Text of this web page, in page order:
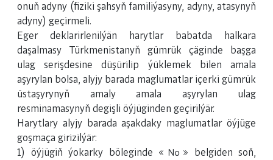
onuň adyny (fiziki şahsyň familiýasyny, adyny, atasynyň
adyny) geçirmeli.
Eger deklarirlenilýän harytlar babatda halkara
daşalmasy Türkmenistanyň gümrük çäginde başga
ulag serişdesine düşürilip ýüklemek bilen amala
aşyrylan bolsa, alyjy barada maglumatlar içerki gümrük
üstaşyrynyň amaly amala aşyrylan ulag
resminamasynyň degişli öýjüginden geçirilýär.
Harytlary alyjy barada aşakdaky maglumatlar öýjüge
goşmaça girizilýär:
1) öýjügiň ýokarky böleginde «№» belgiden soň,